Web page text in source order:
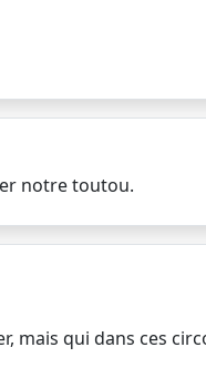
notre toutou.
mais qui dans ces